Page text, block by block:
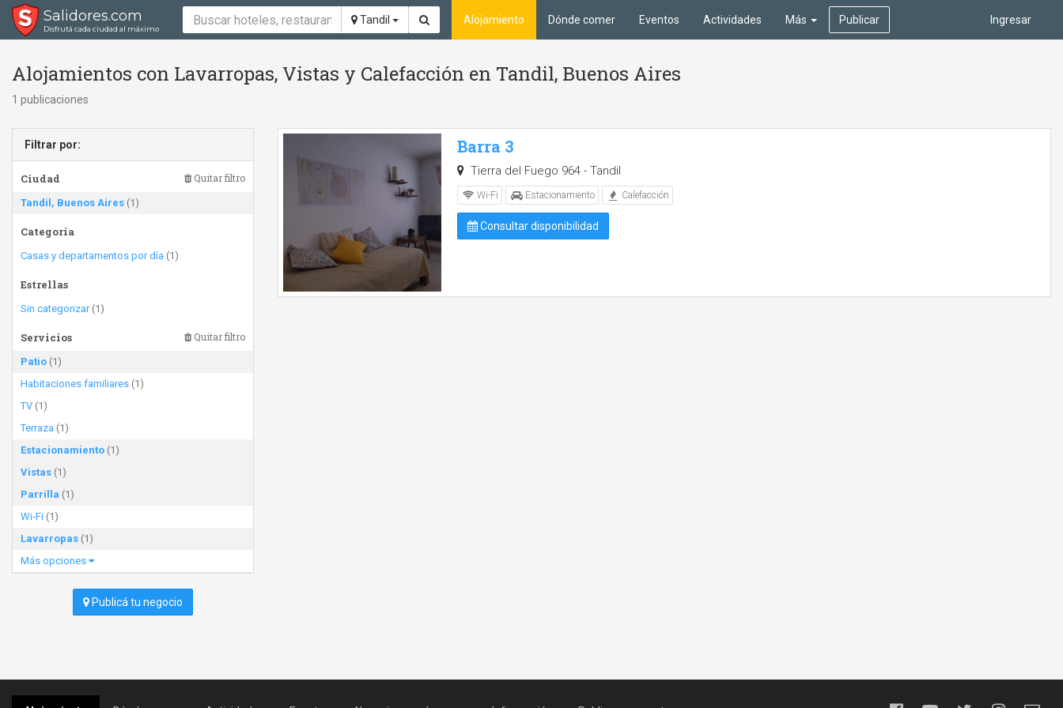
Salidores.com
Disfrutá cada ciudad al máximo
Tandil Ingresar
Alojamiento Dónde comer Eventos Actividades Más Publicar
Alojamientos con Lavarropas, Vistas y Calefacción en Tandil, Buenos Aires
1 publicaciones
Filtrar por:
Ciudad Quitar filtro
Tandil, Buenos Aires (1)
Categoría
Casas y departamentos por día (1)
Estrellas
Sin categorizar(1)
Servicios Quitar filtro
Patio (1)
Habitaciones familiares (1)
TV (1)
Terraza (1)
Estacionamiento (1)
Vistas (1)
Parrilla (1)
Wi-Fi (1)
Lavarropas (1)
Más opciones
Publicá tu negocio
Barra 3
Tierra del Fuego 964 - Tandil
Wi-Fi Estacionamiento Calefacción
Consultar disponibilidad